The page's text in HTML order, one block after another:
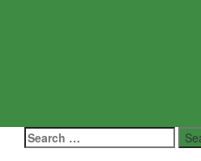
Search
for: